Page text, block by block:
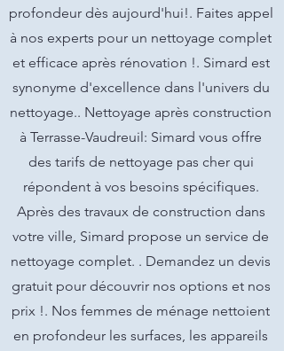
profondeur dès aujourd'hui!. Faites appel
à nos experts pour un nettoyage complet
et efficace après rénovation !. Simard est
synonyme d'excellence dans l'univers du
nettoyage.. Nettoyage après construction
à Terrasse-Vaudreuil: Simard vous offre
des tarifs de nettoyage pas cher qui
répondent à vos besoins spécifiques.
Après des travaux de construction dans
votre ville, Simard propose un service de
nettoyage complet. . Demandez un devis
gratuit pour découvrir nos options et nos
prix !. Nos femmes de ménage nettoient
en profondeur les surfaces, les appareils